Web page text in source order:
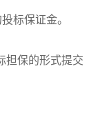
标保证金。
担保的形式提交